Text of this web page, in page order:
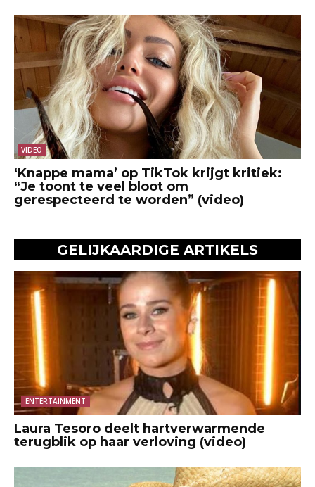
VIDEO
‘Knappe mama’ op TikTok krijgt kritiek:
“Je toont te veel bloot om
gerespecteerd te worden” (video)
GELIJKAARDIGE ARTIKELS
ENTERTAINMENT
Laura Tesoro deelt hartverwarmende
terugblik op haar verloving (video)